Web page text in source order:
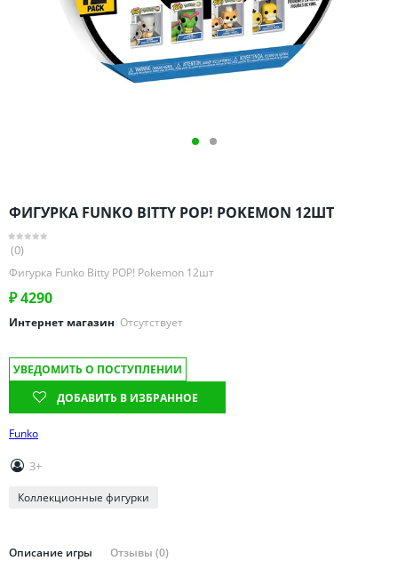
Оренбургская область
Пензенская область
Пермский край
Саратовская область
Свердловская область
Смоленская область
Ставропольский край
Тамбовская область
Тверская область
Томская область
Тюменская область
ФИГУРКА FUNKO BITTY POP! POKEMON 12ШТ
(0)
Фигурка Funko Bitty POP! Pokemon 12шт
₽4290
Интернет магазин Отсутствует
УВЕДОМИТЬ О ПОСТУПЛЕНИИ
ДОБАВИТЬ В ИЗБРАННОЕ
Funko
3+
Коллекционные фигурки
Описание игры Отзывы (0)